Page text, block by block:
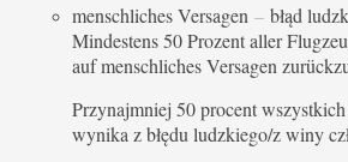
menschliches Versagen – błąd
Mindestens 50 Prozent aller
auf menschliches Versagen
Przynajmniej 50 procent
wynika z błędu ludzkiego/z winy